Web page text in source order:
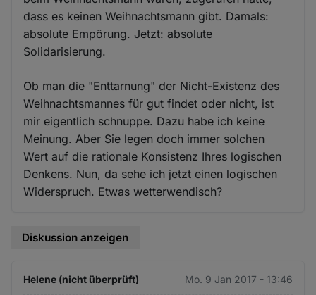
dass es keinen Weihnachtsmann gibt. Damals:
absolute Empörung. Jetzt: absolute
Solidarisierung.
Ob man die "Enttarnung" der Nicht-Existenz des
Weihnachtsmannes für gut findet oder nicht, ist
mir eigentlich schnuppe. Dazu habe ich keine
Meinung. Aber Sie legen doch immer solchen
Wert auf die rationale Konsistenz Ihres logischen
Denkens. Nun, da sehe ich jetzt einen logischen
Widerspruch. Etwas wetterwendisch?
Diskussion anzeigen
Helene (nicht überprüft) Mo. 9 Jan 2017 - 13:46